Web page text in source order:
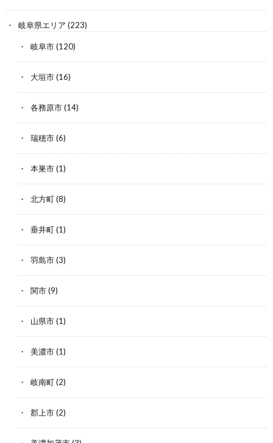
岐阜県エリア (223)
岐阜市(120)
大垣市(16)
各務原市(14)
瑞穂市(6)
本巣市(1)
北方町(8)
垂井町(1)
羽島市(3)
関市(9)
山県市(1)
美濃市(1)
岐南町(2)
郡上市(2)